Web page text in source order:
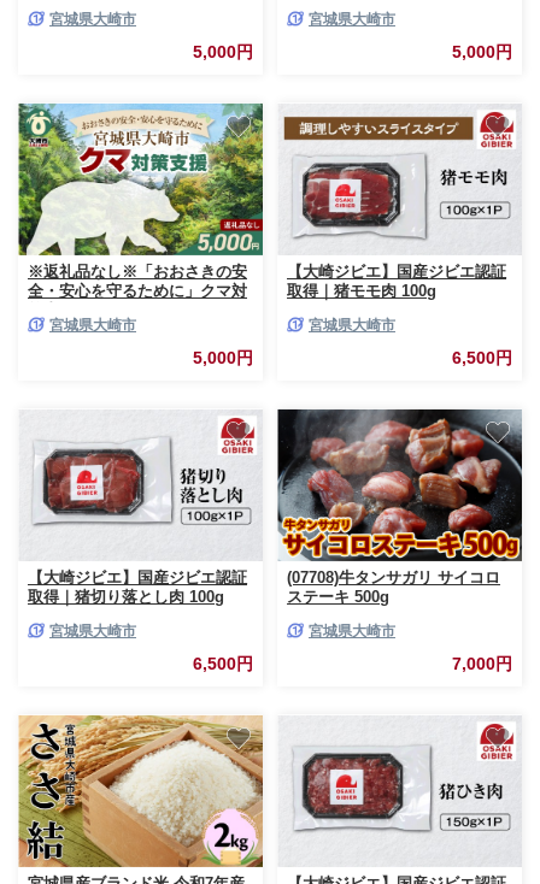
宮城県大崎市
5,000円
宮城県大崎市
5,000円
※返礼品なし※「おおさきの安
全・安心を守るために」クマ対
宮城県大崎市
5,000円
【大崎ジビエ】国産ジビエ認証
取得｜猪モモ肉 100g
宮城県大崎市
6,500円
【大崎ジビエ】国産ジビエ認証
取得｜猪切り落とし肉 100g
宮城県大崎市
6,500円
(07708)牛タンサガリ サイコロ
ステーキ 500g
宮城県大崎市
7,000円